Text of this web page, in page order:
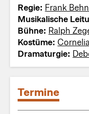
Regie: Frank
Musikalische
Bühne: Ralph
Kostüme:
Dramaturgie:
Termine